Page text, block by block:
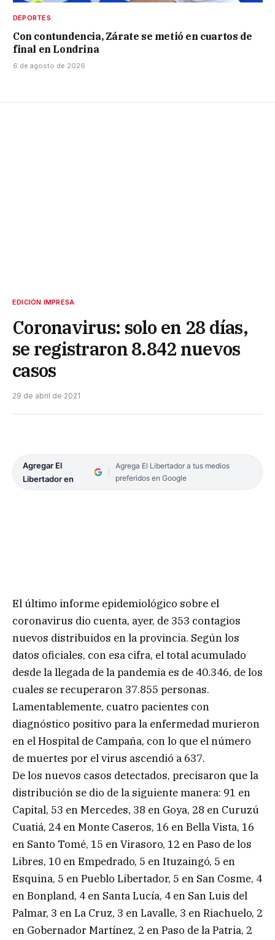
DEPORTES
Con contundencia, Zárate se metió en cuartos de
final en Londrina
6 de agosto de 2026
EDICIÓN IMPRESA
Coronavirus: solo en 28 días,
se registraron 8.842 nuevos
casos
29 de abril de 2021
Agregar El
Libertador en
Agrega El Libertador a tus medios
preferidos en Google
El último informe epidemiológico sobre el
coronavirus dio cuenta, ayer, de 353 contagios
nuevos distribuidos en la provincia. Según los
datos oficiales, con esa cifra, el total acumulado
desde la llegada de la pandemia es de 40.346, de los
cuales se recuperaron 37.855 personas.
Lamentablemente, cuatro pacientes con
diagnóstico positivo para la enfermedad murieron
en el Hospital de Campaña, con lo que el número
de muertes por el virus ascendió a 637.
De los nuevos casos detectados, precisaron que la
distribución se dio de la siguiente manera: 91 en
Capital, 53 en Mercedes, 38 en Goya, 28 en Curuzú
Cuatiá, 24 en Monte Caseros, 16 en Bella Vista, 16
en Santo Tomé, 15 en Virasoro, 12 en Paso de los
Libres, 10 en Empedrado, 5 en Ituzaingó, 5 en
Esquina, 5 en Pueblo Libertador, 5 en San Cosme, 4
en Bonpland, 4 en Santa Lucía, 4 en San Luis del
Palmar, 3 en La Cruz, 3 en Lavalle, 3 en Riachuelo, 2
en Gobernador Martínez, 2 en Paso de la Patria, 2